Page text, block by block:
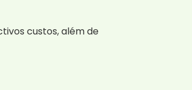
custos, além de